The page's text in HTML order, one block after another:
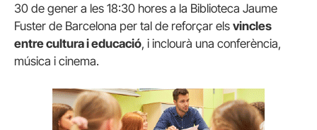
30 de gener a les 18:30 hores a la Biblioteca Jaume
Fuster de Barcelona per tal de reforçar els vincles
entre cultura i educació, i inclourà una conferència,
música i cinema.